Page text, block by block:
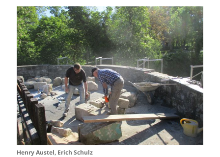
Henry Austel, Erich Schulz